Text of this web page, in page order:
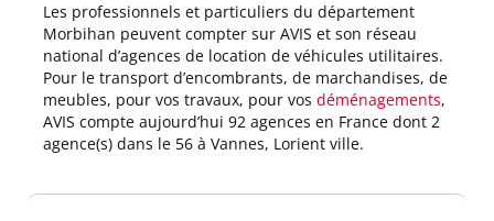
Les professionnels et particuliers du département
Morbihan peuvent compter sur AVIS et son réseau
national d’agences de location de véhicules utilitaires.
Pour le transport d’encombrants, de marchandises, de
meubles, pour vos travaux, pour vos déménagements,
AVIS compte aujourd’hui 92 agences en France dont 2
agence(s) dans le 56 à Vannes, Lorient ville.